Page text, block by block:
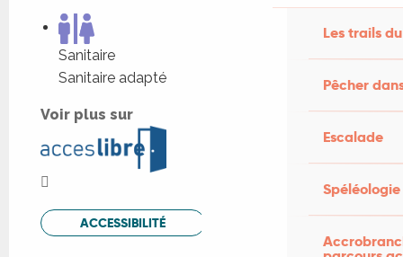
Les trails
Pêcher
Escalade
Spéléologie
Sanitaire
Sanitaire adapté
Voir plus sur
ACCESSIBILITÉ